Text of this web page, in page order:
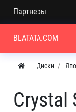
Партнеры
BLATATA.COM
Диски
Crystal